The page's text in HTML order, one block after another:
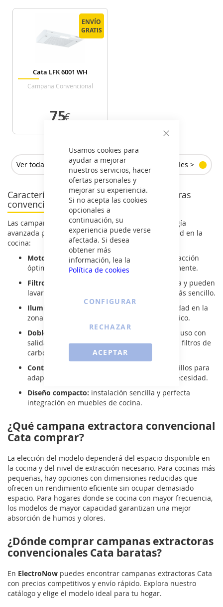
Usamos cookies para
ayudar a mejorar
nuestros servicios, hacer
ofertas personales y
mejorar su experiencia.
Si no acepta las cookies
opcionales a
continuación, su
experiencia puede verse
afectada. Si desea
obtener más
información, lea la
Política de cookies
ACEPTAR
CONFIGURAR
RECHAZAR
ENVÍO
GRATIS
ENVÍO
GRATIS
Cata LFK 6001 WH
Campana Convencional
75
€
Ver todas las campanas extractoras convencionales >
Características de las campanas extractoras
convencionales Cata
Las campanas extractoras Cata incorporan tecnología
avanzada para mejorar la ventilación y la comodidad en la
cocina:
Motor de alto rendimiento:potencia de extracción
óptima para eliminar humos y olores rápidamente.
Filtros metálicos multicapa:
retienen la grasa y pueden
lavarse fácilmente para un mantenimiento más sencillo.
Iluminación LED integrada:
mejora la visibilidad en la
zona de cocción con menor consumo energético.
Doble sistema de ventilación:posibilidad de uso con
salida al exterior o en modo recirculación con filtros de
carbón activo.
Control mecánico de velocidad:
ajustes sencillos para
adaptar la potencia de extracción según la necesidad.
Diseño compacto: instalación sencilla y perfecta
integración en muebles de cocina.
¿Qué campana extractora convencional
Cata comprar?
La elección del modelo dependerá del espacio disponible en
la cocina y del nivel de extracción necesario. Para cocinas más
pequeñas, hay opciones con dimensiones reducidas que
ofrecen un rendimiento eficiente sin ocupar demasiado
espacio. Para hogares donde se cocina con mayor frecuencia,
los modelos de mayor capacidad garantizan una mejor
absorción de humos y olores.
¿Dónde comprar campanas extractoras
convencionales Cata baratas?
En ElectroNow puedes encontrar campanas extractoras Cata
con precios competitivos y envío rápido. Explora nuestro
catálogo y elige el modelo ideal para tu hogar.